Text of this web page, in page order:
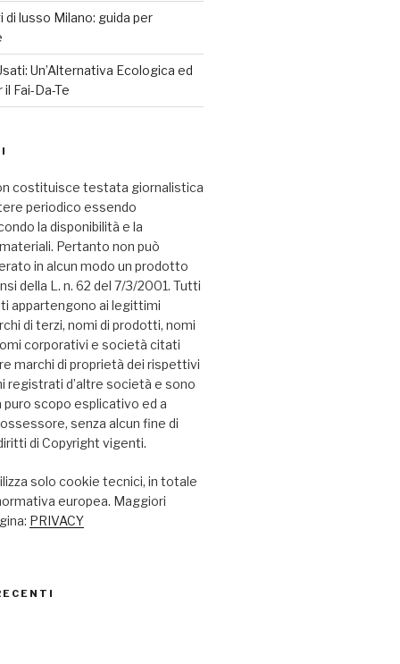
lusso Milano: guida per
Un’Alternativa Ecologica ed
Fai-Da-Te
costituisce testata giornalistica
periodico essendo
la disponibilità e la
Pertanto non può
in alcun modo un prodotto
della L. n. 62 del 7/3/2001. Tutti
appartengono ai legittimi
di terzi, nomi di prodotti, nomi
corporativi e società citati
marchi di proprietà dei rispettivi
registrati d’altre società e sono
scopo esplicativo ed a
senza alcun fine di
di Copyright vigenti.
solo cookie tecnici, in totale
europea. Maggiori
PRIVACY